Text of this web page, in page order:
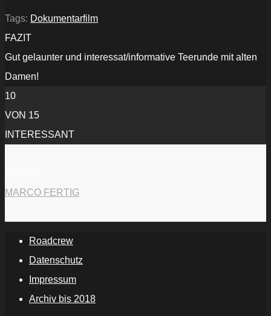
Tags: Dokumentarfilm
FAZIT
Gut gelaunter und interessat/informative Teerunde mit alten
Damen!
10
VON 15
INTERESSANT
MARCO FERTIG
Roadcrew
Datenschutz
Impressum
Archiv bis 2018